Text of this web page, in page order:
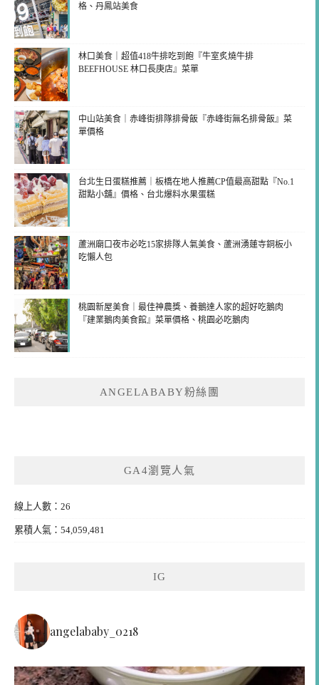
格、丹鳳站美食
林口美食｜超值418牛排吃到飽『牛室炙燒牛排
BEEFHOUSE 林口長庚店』菜單
中山站美食｜赤峰街排隊排骨飯『赤峰街無名排骨飯』菜
單價格
台北生日蛋糕推薦｜板橋在地人推薦CP值最高甜點『No.1
甜點小舖』價格、台北爆料水果蛋糕
蘆洲廟口夜市必吃15家排隊人氣美食、蘆洲湧蓮寺銅板小
吃懶人包
桃園新屋美食｜最佳神農獎、養鵝達人家的超好吃鵝肉
『建業鵝肉美食館』菜單價格、桃園必吃鵝肉
ANGELABABY粉絲團
GA4瀏覽人氣
線上人數：26
累積人氣：54,059,481
IG
angelababy_0218